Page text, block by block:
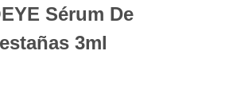
Sérum De
3ml